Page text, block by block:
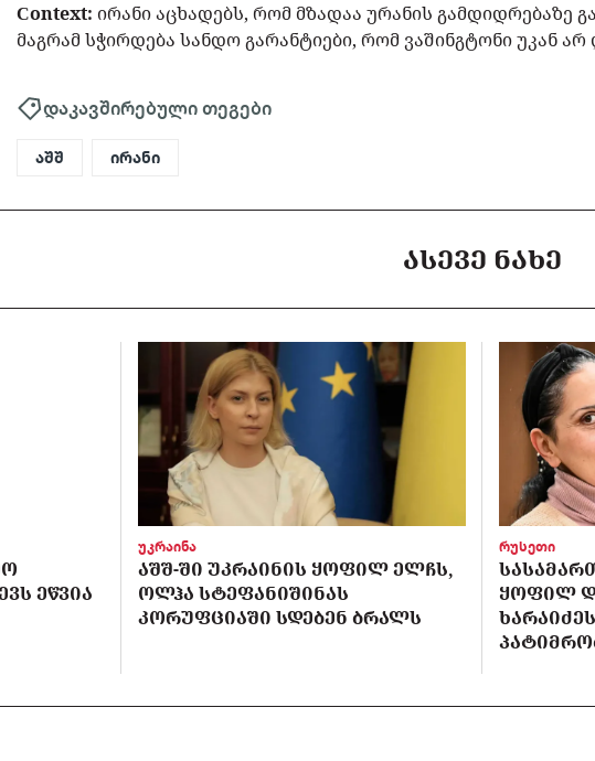
Сontext: ირანი აცხადებს, რომ მზადაა ურანის გამდიდრებაზე
მაგრამ სჭირდება სანდო გარანტიები, რომ ვაშინგტონი უკან
დაკავშირებული თეგები
აშშ ირანი
ᲐᲡᲔᲕᲔ ᲜᲐᲮᲔ
ᲔᲬᲕᲘᲐ
უკრაინა
ᲐᲨᲨ-ᲨᲘ ᲣᲙᲠᲐᲘᲜᲘᲡ ᲧᲝᲤᲘᲚ ᲔᲚᲩᲡ,
ᲝᲚᲰᲐ ᲡᲢᲔᲤᲐᲜᲘᲨᲘᲜᲐᲡ
ᲙᲝᲠᲣᲤᲪᲘᲐᲨᲘ ᲡᲓᲔᲑᲔᲜ ᲑᲠᲐᲚᲡ
რუსეთი
ᲧᲝᲤᲘᲚ